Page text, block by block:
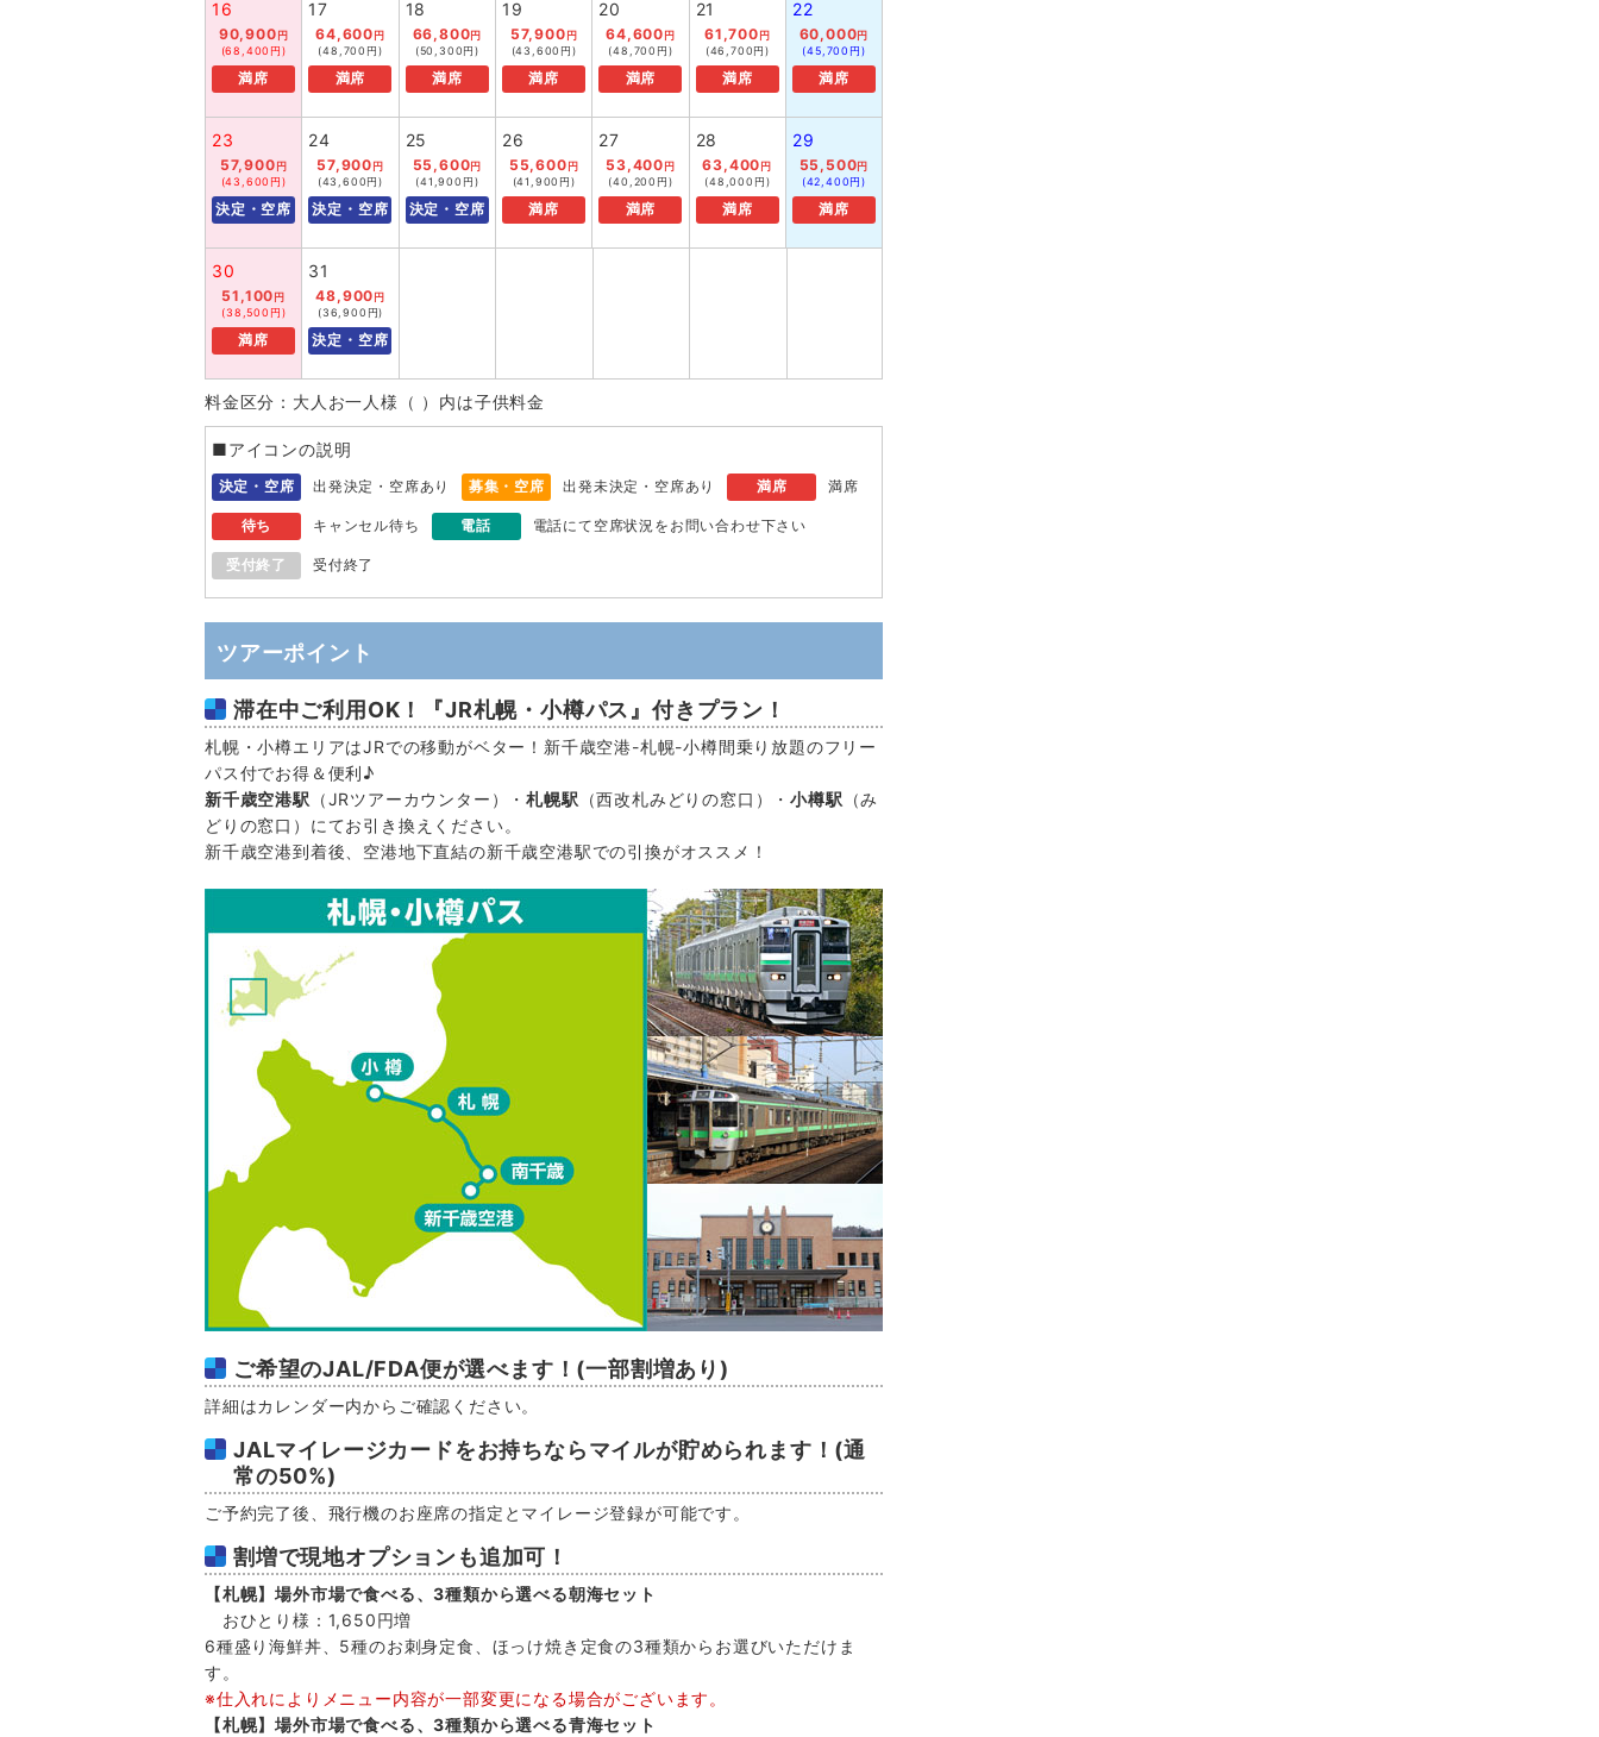
16
90,900 円
(68,400円)
満席
17
64,600 円
(48,700円)
満席
18
66,800円
(50,300円)
満席
19
57,900 円
(43,600円)
満席
20
64,600 円
(48,700円)
満席
21
61,700 円
(46,700円)
満席
22
60,000円
(45,700円)
満席
23
57,900 円
(43,600円)
決定・空席
24
57,900 円
(43,600円)
決定・空席
25
55,600円
(41,900円)
決定・空席
26
55,600 円
(41,900円)
満席
27
53,400 円
(40,200円)
満席
28
63,400 円
(48,000円)
満席
29
55,500円
(42,400円)
満席
30
51,100 円
(38,500円)
満席
31
48,900 円
(36,900円)
決定・空席
料金区分：大人お一人様（ ）内は子供料金
■アイコンの説明
決定・空席 出発決定・空席あり 募集・空席 出発未決定・空席あり 満席 満席
待ち キャンセル待ち 電話 電話にて空席状況をお問い合わせ下さい
受付終了 受付終了
ツアーポイント
滞在中ご利用OK！『JR札幌・小樽パス』付きプラン！
札幌・小樽エリアはJRでの移動がベター！新千歳空港-札幌-小樽間乗り放題のフリー
パス付でお得＆便利♪
新千歳空港駅 （JRツアーカウンター）・札幌駅 （西改札みどりの窓口）・小樽駅 （み
どりの窓口）にてお引き換えください。
新千歳空港到着後、空港地下直結の新千歳空港駅での引換がオススメ！
ご希望のJAL/FDA便が選べます！(一部割増あり)
詳細はカレンダー内からご確認ください。
JALマイレージカードをお持ちならマイルが貯められます！(通
常の50%)
ご予約完了後、飛行機のお座席の指定とマイレージ登録が可能です。
割増で現地オプションも追加可！
【札幌】場外市場で食べる、3種類から選べる朝海セット
おひとり様：1,650円増
6種盛り海鮮丼、5種のお刺身定食、ほっけ焼き定食の3種類からお選びいただけま
す。
※仕入れによりメニュー内容が一部変更になる場合がございます。
【札幌】場外市場で食べる、3種類から選べる青海セット